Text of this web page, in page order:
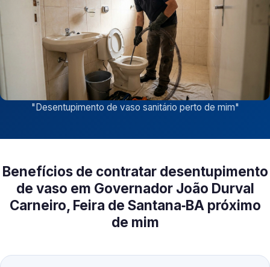
"Desentupimento de vaso sanitário perto de mim"
Benefícios de contratar desentupimento
de vaso em Governador João Durval
Carneiro, Feira de Santana‑BA próximo
de mim